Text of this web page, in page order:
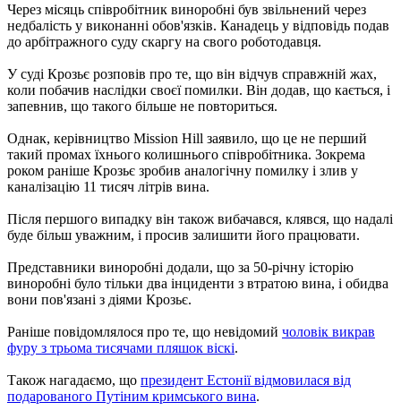
Через місяць співробітник виноробні був звільнений через
недбалість у виконанні обов'язків. Канадець у відповідь подав
до арбітражного суду скаргу на свого роботодавця.
У суді Крозьє розповів про те, що він відчув справжній жах,
коли побачив наслідки своєї помилки. Він додав, що кається, і
запевнив, що такого більше не повториться.
Однак, керівництво Mission Hill заявило, що це не перший
такий промах їхнього колишнього співробітника. Зокрема
роком раніше Крозьє зробив аналогічну помилку і злив у
каналізацію 11 тисяч літрів вина.
Після першого випадку він також вибачався, клявся, що надалі
буде більш уважним, і просив залишити його працювати.
Представники виноробні додали, що за 50-річну історію
виноробні було тільки два інциденти з втратою вина, і обидва
вони пов'язані з діями Крозьє.
Раніше повідомлялося про те, що невідомий чоловік викрав
фуру з трьома тисячами пляшок віскі.
Також нагадаємо, що президент Естонії відмовилася від
подарованого Путіним кримського вина.